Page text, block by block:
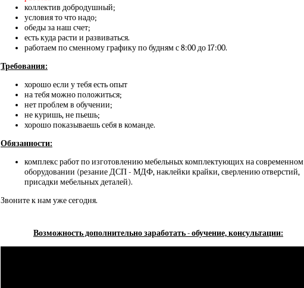
коллектив добродушный;
условия то что надо;
обеды за наш счет;
есть куда расти и развиваться.
работаем по сменному графику по будням с 8:00 до 17:00.
Требования:
хорошо если у тебя есть опыт
на тебя можно положиться;
нет проблем в обучении;
не куришь, не пьешь;
хорошо показываешь себя в команде.
Обязанности:
комплекс работ по изготовлению мебельных комплектующих на современном
оборудовании (резание ДСП - МДФ, наклейки крайки, сверлению отверстий,
присадки мебельных деталей).
Звоните к нам уже сегодня.
Возможность дополнительно заработать - обучение, консультации: